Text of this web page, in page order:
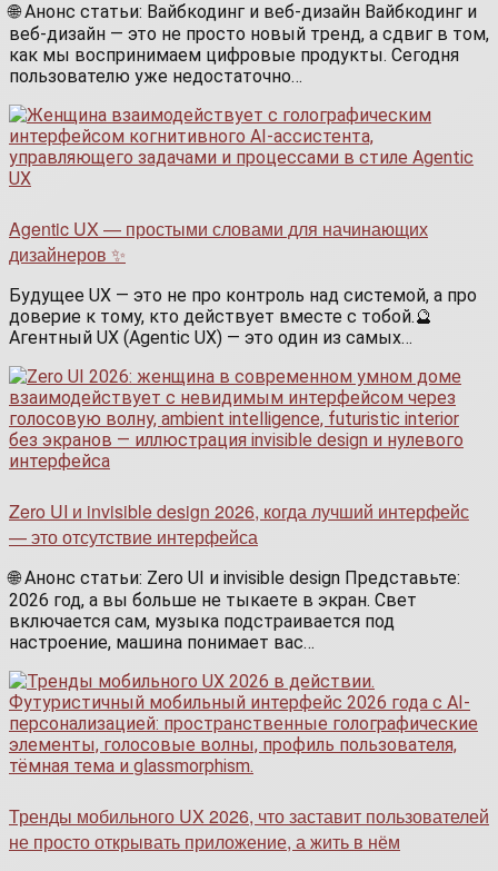
🌐 Анонс статьи: Вайбкодинг и веб-дизайн Вайбкодинг и
веб-дизайн — это не просто новый тренд, а сдвиг в том,
как мы воспринимаем цифровые продукты. Сегодня
пользователю уже недостаточно…
Agentic UX — простыми словами для начинающих
дизайнеров ✨
Будущее UX — это не про контроль над системой, а про
доверие к тому, кто действует вместе с тобой.🔮
Агентный UX (Agentic UX) — это один из самых…
Zero UI и invisible design 2026, когда лучший интерфейс
— это отсутствие интерфейса
🌐 Анонс статьи: Zero UI и invisible design Представьте:
2026 год, а вы больше не тыкаете в экран. Свет
включается сам, музыка подстраивается под
настроение, машина понимает вас…
Тренды мобильного UX 2026, что заставит пользователей
не просто открывать приложение, а жить в нём